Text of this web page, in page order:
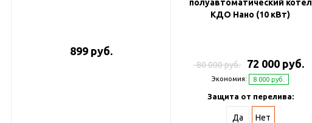
899 руб.
полуавтоматический котел
КДО Нано (10 кВт)
80 000 руб. 72 000 руб.
Экономия: 8 000 руб.
Защита от перелива:
Да Нет